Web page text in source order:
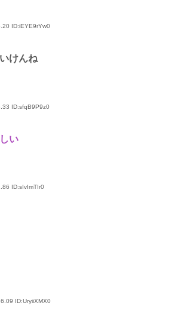
ID:iEYE9rYw0
けんね
ID:sfqB9P9z0
い
ID:sIvImTIr0
ID:UryiiXMX0